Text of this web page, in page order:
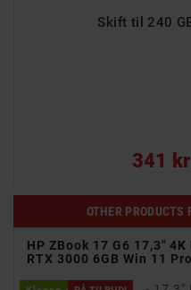
Skift til 240 GB
341 kr
OTHER PRODUCTS
HP ZBook 17 G6 17,3" 4K
RTX 3000 6GB Win 11